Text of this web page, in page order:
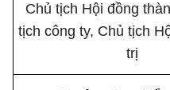
Chủ tịch Hội đồng
tịch công ty, Chủ tịch
trị